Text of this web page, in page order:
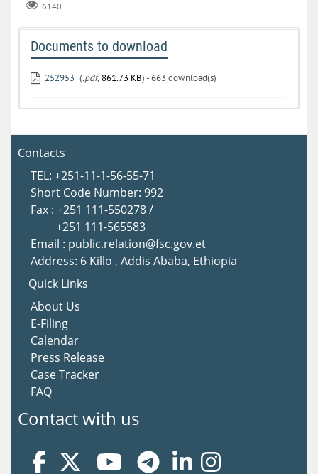
6140
Documents to download
252953 (.pdf, 861.73 KB) - 663 download(s)
Contacts
TEL: +251-11-1-56-55-71
Short Code Number: 992
Fax : +251 111-550278 /
+251 111-565583
Email : public.relation@fsc.gov.et
Address: 6 Killo , Addis Ababa, Ethiopia
Quick Links
About Us
E-Filing
Calendar
Press Release
Case Tracker
FAQ
Contact with us